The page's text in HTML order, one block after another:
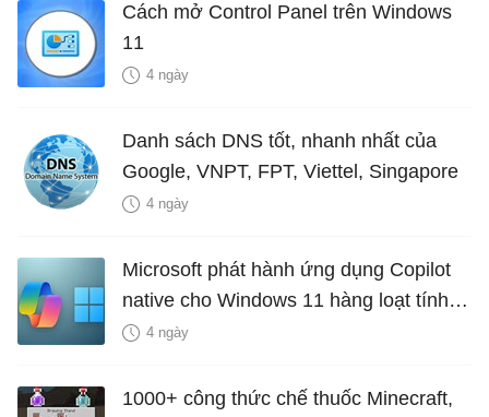
Cách mở Control Panel trên Windows
11
4 ngày
Danh sách DNS tốt, nhanh nhất của
Google, VNPT, FPT, Viettel, Singapore
4 ngày
Microsoft phát hành ứng dụng Copilot
native cho Windows 11 hàng loạt tính
năng mới Hữu Ích
4 ngày
1000+ công thức chế thuốc Minecraft,